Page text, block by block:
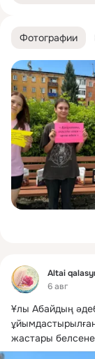
Фотографии
Фид
Altai
6 авг
Ұлы Абайдың
жастары